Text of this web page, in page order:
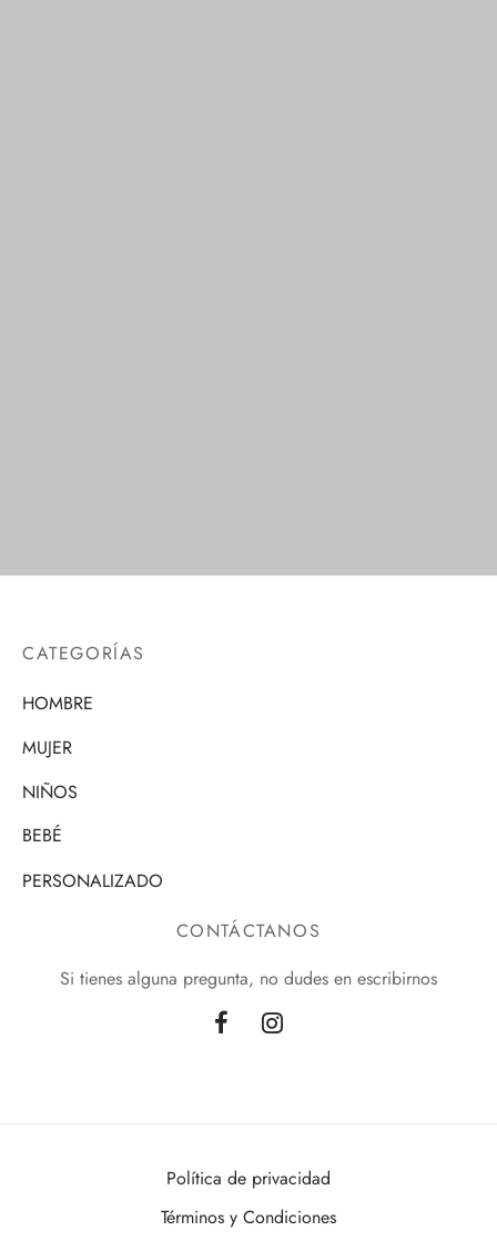
CATEGORÍAS
HOMBRE
MUJER
NIÑOS
BEBÉ
PERSONALIZADO
CONTÁCTANOS
Si tienes alguna pregunta, no dudes en escribirnos
Política de privacidad
Términos y Condiciones